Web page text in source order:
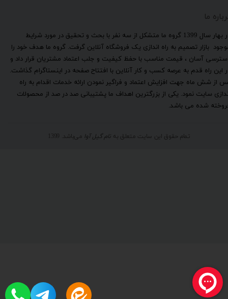
ما
​در بهار سال 1399 گروه ما متشکل از سه نفر با بحث و تحقیق در مورد شرایط
بازار تصمیم به راه اندازی یک فروشگاه آنلاین گرفت. گروه ما هدف خود را
آسان ، قیمت مناسب با حفظ کیفیت و جلب اعتماد مشتریان قرار داد و
این راه قدم به عرصه کسب و کار آنلاین با افتتاح صفحه در اینستاگرام گذاشت.
از شش ماه جهت افزایش اعتماد و فراگیر نمودن ارائه خدمات اقدام به راه
سایت نمود. یکی از بزرگترین اهداف ما پشتیبانی صد در صد از محصولات
شده می باشد.
تمام حقوق این سایت متعلق به نام گیل آوا می‌باشد. 1399